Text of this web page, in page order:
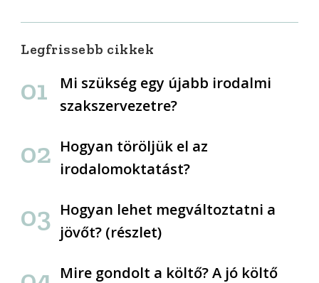
Legfrissebb cikkek
Mi szükség egy újabb irodalmi
szakszervezetre?
Hogyan töröljük el az
irodalomoktatást?
Hogyan lehet megváltoztatni a
jövőt? (részlet)
Mire gondolt a költő? A jó költő